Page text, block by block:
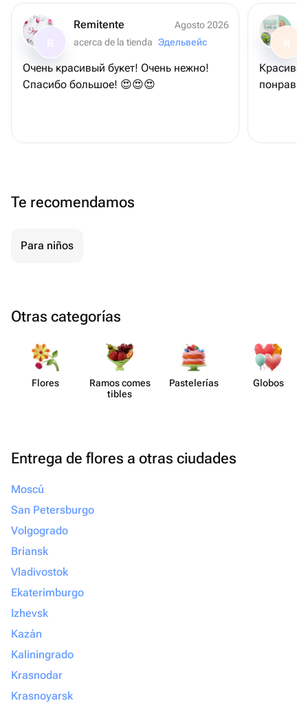
Remitente
Agosto 2026
acerca de la tienda Эдельвейс
Очень красивый букет! Очень нежно!
Спасибо большое! 😍😍😍
R
Красивая
Te recomendamos
Para niños
Otras categorías
Flores
Ramos comes​
tibles
Paste​lerías Globos
Entrega de flores a otras ciudades
Moscú
San Petersburgo
Volgogrado
Briansk
Vladivostok
Ekaterimburgo
Izhevsk
Kazán
Kaliningrado
Krasnodar
Krasnoyarsk